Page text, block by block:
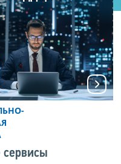
сервисы